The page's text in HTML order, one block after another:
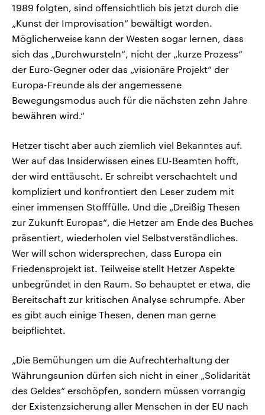
1989 folgten, sind offensichtlich bis jetzt durch die
„Kunst der Improvisation“ bewältigt worden.
Möglicherweise kann der Westen sogar lernen, dass
sich das „Durchwursteln“, nicht der „kurze Prozess“
der Euro-Gegner oder das „visionäre Projekt“ der
Europa-Freunde als der angemessene
Bewegungsmodus auch für die nächsten zehn Jahre
bewähren wird.“
Hetzer tischt aber auch ziemlich viel Bekanntes auf.
Wer auf das Insiderwissen eines EU-Beamten hofft,
der wird enttäuscht. Er schreibt verschachtelt und
kompliziert und konfrontiert den Leser zudem mit
einer immensen Stofffülle. Und die „Dreißig Thesen
zur Zukunft Europas“, die Hetzer am Ende des Buches
präsentiert, wiederholen viel Selbstverständliches.
Wer will schon widersprechen, dass Europa ein
Friedensprojekt ist. Teilweise stellt Hetzer Aspekte
unbegründet in den Raum. So behauptet er etwa, die
Bereitschaft zur kritischen Analyse schrumpfe. Aber
es gibt auch einige Thesen, denen man gerne
beipflichtet.
„Die Bemühungen um die Aufrechterhaltung der
Währungsunion dürfen sich nicht in einer „Solidarität
des Geldes“ erschöpfen, sondern müssen vorrangig
der Existenzsicherung aller Menschen in der EU nach